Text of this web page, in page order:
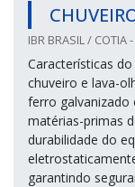
IBR BRASIL / COTIA
Características
chuveiro e lava-
ferro galvanizado
matérias-primas
durabilidade do
garantindo